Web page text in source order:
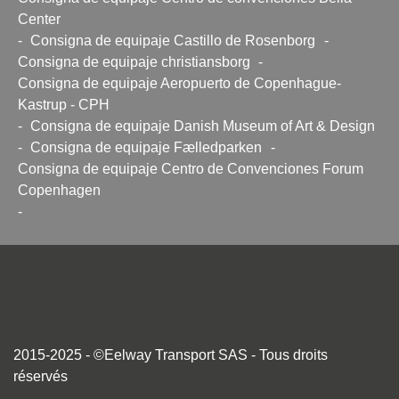
Center
-
Consigna de equipaje Castillo de Rosenborg
-
Consigna de equipaje christiansborg
-
Consigna de equipaje Aeropuerto de Copenhague-
Kastrup - CPH
-
Consigna de equipaje Danish Museum of Art & Design
-
Consigna de equipaje Fælledparken
-
Consigna de equipaje Centro de Convenciones Forum
Copenhagen
-
2015-2025 - ©Eelway Transport SAS - Tous droits
réservés